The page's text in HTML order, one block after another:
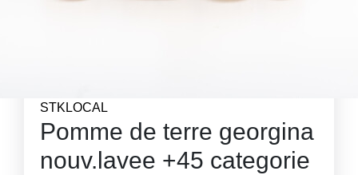
STKLOCAL
Pomme de terre georgina
nouv.lavee +45 categorie